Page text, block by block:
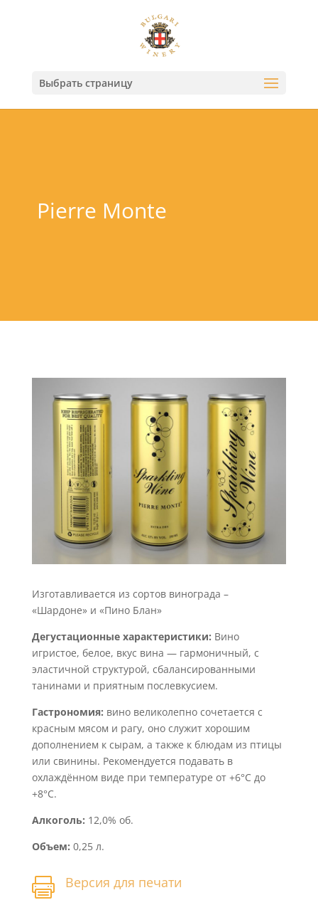
Выбрать страницу
Pierre Monte
Изготавливается из сортов винограда –
«Шардоне» и «Пино Блан»
Дегустационные характеристики: Вино
игристое, белое, вкус вина — гармоничный, с
эластичной структурой, сбалансированными
танинами и приятным послевкусием.
Гастрономия: вино великолепно сочетается с
красным мясом и рагу, оно служит хорошим
дополнением к сырам, а также к блюдам из птицы
или свинины. Рекомендуется подавать в
охлаждённом виде при температуре от +6°С до
+8°С.
Алкоголь: 12,0% об.
Объем: 0,25 л.
 Версия для печати